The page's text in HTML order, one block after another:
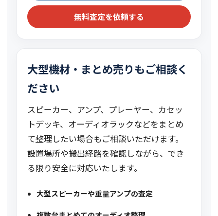
無料査定を依頼する
大型機材・まとめ売りもご相談く
ださい
スピーカー、アンプ、プレーヤー、カセッ
トデッキ、オーディオラックなどをまとめ
て整理したい場合もご相談いただけます。
設置場所や搬出経路を確認しながら、でき
る限り安全に対応いたします。
大型スピーカーや重量アンプの査定